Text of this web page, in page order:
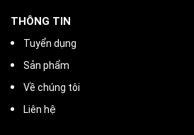
THÔNG TIN
Tuyển dụng
Sản phẩm
Về chúng tôi
Liên hệ